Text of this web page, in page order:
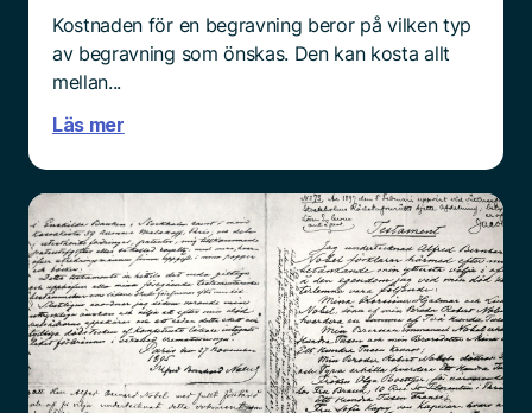
Kostnaden för en begravning beror på vilken typ
av begravning som önskas. Den kan kosta allt
mellan...
Läs mer